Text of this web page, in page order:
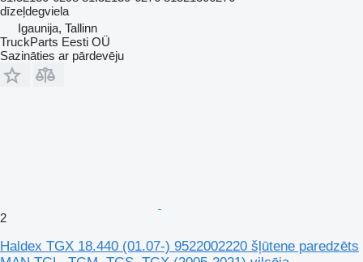
dīzeļdegviela
Igaunija, Tallinn
TruckParts Eesti OÜ
Sazināties ar pārdevēju
2
Haldex TGX 18.440 (01.07-) 9522002220 šļūtene paredzēts